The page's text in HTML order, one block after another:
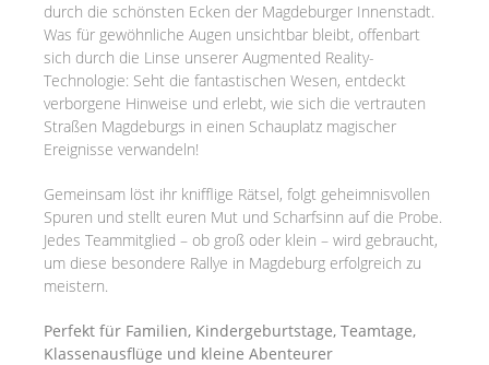
durch die schönsten Ecken der Magdeburger Innenstadt.
Was für gewöhnliche Augen unsichtbar bleibt, offenbart
sich durch die Linse unserer Augmented Reality-
Technologie: Seht die fantastischen Wesen, entdeckt
verborgene Hinweise und erlebt, wie sich die vertrauten
Straßen Magdeburgs in einen Schauplatz magischer
Ereignisse verwandeln!
Gemeinsam löst ihr knifflige Rätsel, folgt geheimnisvollen
Spuren und stellt euren Mut und Scharfsinn auf die Probe.
Jedes Teammitglied – ob groß oder klein – wird gebraucht,
um diese besondere Rallye in Magdeburg erfolgreich zu
meistern.
Perfekt für Familien, Kindergeburtstage, Teamtage,
Klassenausflüge und kleine Abenteurer